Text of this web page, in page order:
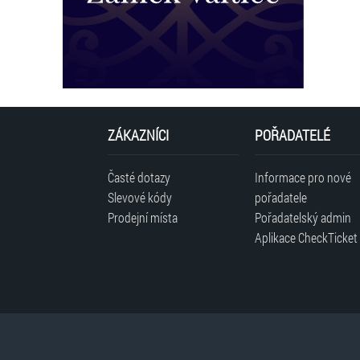
ZÁKAZNÍCI
Časté dotazy
Slevové kódy
Prodejní místa
POŘADATELÉ
Informace pro nové
pořadatele
Pořadatelský admin
Aplikace CheckTicket